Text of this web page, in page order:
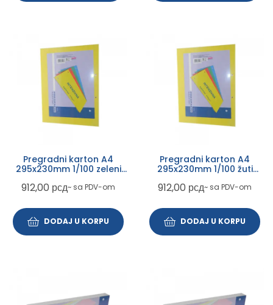
Pregradni karton A4
295x230mm 1/100 zeleni
912,00 рсд~ sa PDV-om
DODAJ U KORPU
Pregradni karton A4
295x230mm 1/100 žuti
912,00 рсд~ sa PDV-om
DODAJ U KORPU